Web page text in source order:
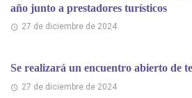
año junto a prestadores turísticos
27 de diciembre de 2024
Se realizará un encuentro abierto de
27 de diciembre de 2024